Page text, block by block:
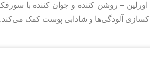
آلودگی‌ها و شادابی پوست کمک می‌کند.